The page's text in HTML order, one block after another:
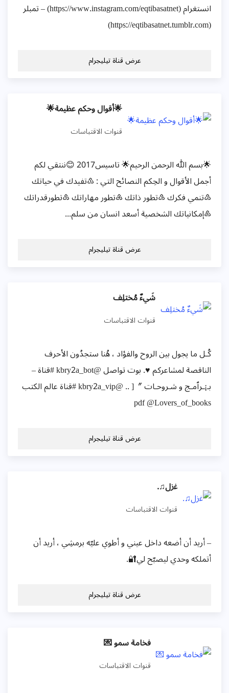
انستغرام (https://www.instagram.com/eqtibasatnet) – تمبلر
(https://eqtibasatnet.tumblr.com)
عرض قناة تيليجرام
🌟أقوال وحکم عظیمة🌟
قنوات الاقتباسات
🌟بسم الله الرحمن الرحيم🌟 تاسیس2017 😊ننتقي لكم
أجمل الأقوال و الحِكم النصائح التي : ♳تفيدك في حياتك
♴تنمي فكرك ♵تطور ذاتك ♶تطور مهاراتك ♷تطورقدراتك
♸إمكانياتك الشخصية أسعد انسان من سلم...
عرض قناة تيليجرام
شَيءٌ مُختلِف
قنوات الاقتباسات
كُـل ما يجول بين الروح والفؤاد ، هُنا ستجدُون الأحرف
الناقصة لمشاعركم ♥️. بوت تواصل @kbry2a_bot #قناة –
بـ¡ـرٱمـج و شـروحـات 〞[ .. @kbry2a_vip #قناة عالم الكتب
pdf @Lovers_of_books
عرض قناة تيليجرام
ﻏزل♫.
قنوات الاقتباسات
– أريد أن أضعه داخل عيني و أطوي عليّه برمشِي ، أريد أن
أتملكه وحدي ليصبّح لي🔐.
عرض قناة تيليجرام
فخامة سمو 💌
قنوات الاقتباسات